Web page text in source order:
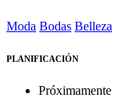
Moda Bodas Belleza
PLANIFICACIÓN
Próximamente